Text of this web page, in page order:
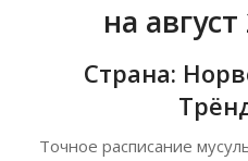
на
Страна:
Точное расписание